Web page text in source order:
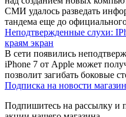
СМИ удалось разведать
тандема еще до
Неподтвержденные слухи:
краям экран
В сети появились
iPhone 7 от Apple может
позволит загибать боковые
Подписка на новости
Подпишитесь на рассылку и